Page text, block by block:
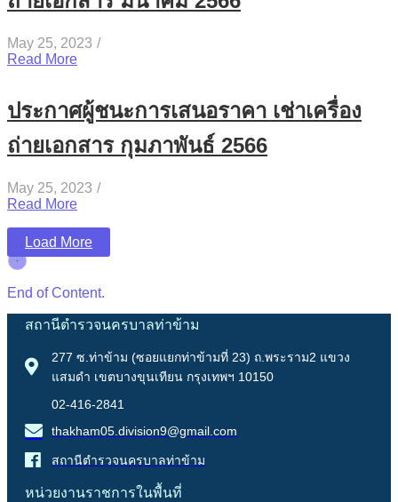
May 25, 2023 /
Read More
ประกาศผู้ชนะการเสนอราคา เช่าเครื่อง
ถ่ายเอกสาร กุมภาพันธ์ 2566
May 25, 2023 /
Read More
Load More
End of Content.
สถานีตำรวจนครบาลท่าข้าม
277 ซ.ท่าข้าม (ซอยแยกท่าข้ามที่ 23) ถ.พระราม2 แขวง
แสมดำ เขตบางขุนเทียน กรุงเทพฯ 10150
02-416-2841
thakham05.division9@gmail.com
สถานีตำรวจนครบาลท่าข้าม
หน่วยงานราชการในพื้นที่